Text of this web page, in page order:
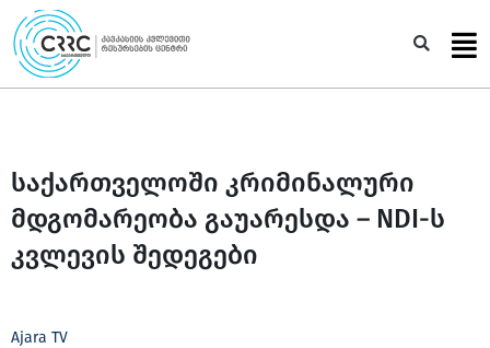
Skip
to
content
საქართველოში კრიმინალური
მდგომარეობა გაუარესდა – NDI-ს
კვლევის შედეგები
Ajara TV